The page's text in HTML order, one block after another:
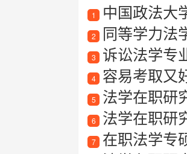
1 中国政法大
2 同等学力法
3 诉讼法学专
4 容易考取又
5 法学在职研
6 法学在职研
7 在职法学专